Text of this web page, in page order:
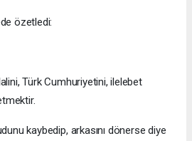
özetledi:
Türk Cumhuriyetini, ilelebet
kaybedip, arkasını dönerse diye